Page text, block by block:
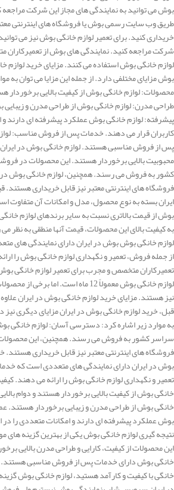
بوش می توانید به نمایندگی های مجاز این شرکت مراجعه
طریق وب سایت رسمی بوش یا فروشگاه های اینترنتی
خریداری کنید. برای تعمیر لوازم خانگی بوش نیز می
شرکت مراجعه کنید. نمایندگی های بوش از
لوازم خانگی بوش استفاده می کنند. مزایای خرید لوازم
بوش مزایای مختلفی دارد. از جمله این مزایا می توان به
محصولات: لوازم خانگی بوش از کیفیت بالایی برخوردار
طراحی مدرن: لوازم خانگی بوش از طراحی مدرن و
پیشرفته: لوازم خانگی بوش عملکرد پیشرفته ای دارند و
کاربران قرار می دهند. خدمات پس از فروش مناسب:
پس از فروش مناسبی هستند. لوازم خانگی بوش در ایران
محبوبیت بالایی برخوردار هستند. این محصولات در
کشور به فروش می رسند. همچنین، لوازم خانگی
فروشگاه های اینترنتی معتبر نیز قابل خریداری
ایران بسته به نوع محصول، مدل و امکانات آن متفاوت
بوش از قیمت بالاتری نسبت به سایر برندهای لوازم
به کیفیت بالای این محصولات، قیمت آنها منطقی به
لوازم خانگی بوش بوش در ایران دارای نمایندگی های
از جمله فروش، تعمیر و نگهداری لوازم خانگی بوش را
تعمیرکاران متخصص و مجرب برای تعمیر لوازم خانگی
نیز هستند. مزایای خرید لوازم خانگی بوش در ایران
قبل، خرید لوازم خانگی بوش در ایران مزایای دیگری نیز
به موارد زیر اشاره کرد: دسترسی آسان: لوازم خانگی
سراسر کشور به فروش می رسند. همچنین، این
فروشگاه های اینترنتی معتبر نیز قابل خریداری
بوش در ایران دارای نمایندگی های متعددی است که
تعمیر و نگهداری لوازم خانگی بوش را ارائه می دهند.
خانگی بوش از کیفیت بالایی برخوردار هستند و دوام
خانگی بوش از طراحی مدرن و زیبایی برخوردار هستند.
بوش عملکرد پیشرفته ای دارند و امکانات متعددی را در
نتیجه گیری لوازم خانگی بوش یکی از بهترین گزینه های
این محصولات از کیفیت، کارایی و طراحی مدرن بالایی
خانگی بوش دارای خدمات پس از فروش مناسبی هستند.
خانگی با کیفیت و کارآمد هستید، لوازم خانگی بوش